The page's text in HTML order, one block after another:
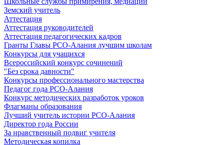
Земский учитель
Аттестация
Аттестация руководителей
Аттестация педагогических кадров
Гранты Главы РСО-Алания лучшим школам
Конкурсы для учащихся
Всероссийский конкурс сочинений
"Без срока давности"
Конкурсы профессионального мастерства
Педагог года РСО-Алания
Конкурс методических разработок уроков
Флагманы образования
Лучший учитель истории РСО-Алания
Директор года России
За нравственный подвиг учителя
Методическая копилка